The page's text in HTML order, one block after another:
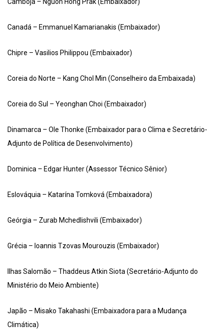
Camboja – Nguon Hong Prak (Embaixador)
Canadá – Emmanuel Kamarianakis (Embaixador)
Chipre – Vasilios Philippou (Embaixador)
Coreia do Norte – Kang Chol Min (Conselheiro da Embaixada)
Coreia do Sul – Yeonghan Choi (Embaixador)
Dinamarca – Ole Thonke (Embaixador para o Clima e Secretário-
Adjunto de Política de Desenvolvimento)
Dominica – Edgar Hunter (Assessor Técnico Sênior)
Eslováquia – Katarína Tomková (Embaixadora)
Geórgia – Zurab Mchedlishvili (Embaixador)
Grécia – Ioannis Tzovas Mourouzis (Embaixador)
Ilhas Salomão – Thaddeus Atkin Siota (Secretário-Adjunto do
Ministério do Meio Ambiente)
Japão – Misako Takahashi (Embaixadora para a Mudança
Climática)